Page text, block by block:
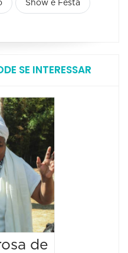
Show e Festa
SE INTERESSAR
de